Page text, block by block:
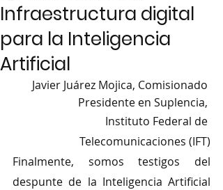
Infraestructura digital
para la Inteligencia
Artificial
Javier Juárez Mojica, Comisionado
Presidente en Suplencia,
Instituto Federal de
Telecomunicaciones (IFT)
Finalmente, somos testigos del
despunte de la Inteligencia Artificial